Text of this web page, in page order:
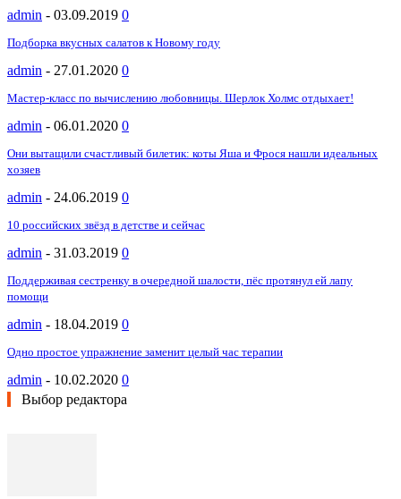
admin - 03.09.2019 0
Подборка вкусных салатов к Новому году
admin - 27.01.2020 0
Мастер-класс по вычислению любовницы. Шерлок Холмс отдыхает!
admin - 06.01.2020 0
Они вытащили счастливый билетик: коты Яша и Фрося нашли идеальных
хозяев
admin - 24.06.2019 0
10 российских звёзд в детстве и сейчас
admin - 31.03.2019 0
Поддерживая сестренку в очередной шалости, пёс протянул ей лапу
помощи
admin - 18.04.2019 0
Одно простое упражнение заменит целый час терапии
admin - 10.02.2020 0
Выбор редактора